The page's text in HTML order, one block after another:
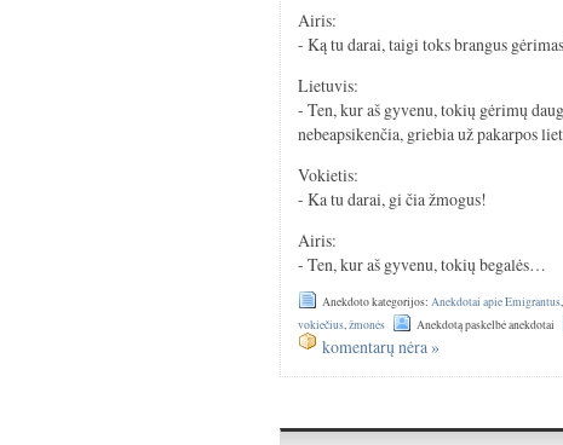
Airis:
- Ką tu darai, taigi toks brangus
Lietuvis:
- Ten, kur aš gyvenu, tokių gėrimų
nebeapsikenčia, griebia už pakarpos
Vokietis:
- Ka tu darai, gi čia žmogus!
Airis:
- Ten, kur aš gyvenu, tokių begalės…
Anekdoto kategorijos:Anekdotai apie Emigrantus
vokiečius,žmonės Anekdotą paskelbė anekdotai
komentarų nėra »